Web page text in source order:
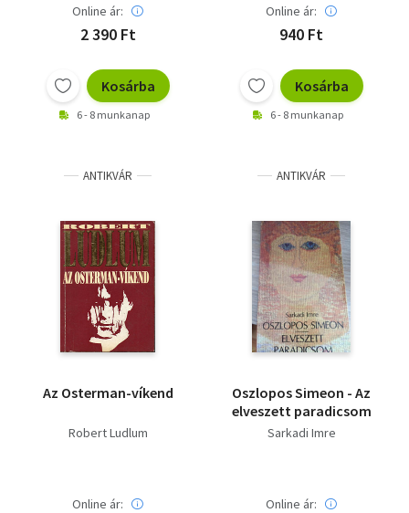
Online ár:
2 390 Ft
Kosárba
6 - 8 munkanap
Online ár:
940 Ft
Kosárba
6 - 8 munkanap
ANTIKVÁR
Az Osterman-víkend
Robert Ludlum
Online ár:
ANTIKVÁR
Oszlopos Simeon - Az
elveszett paradicsom
Sarkadi Imre
Online ár: